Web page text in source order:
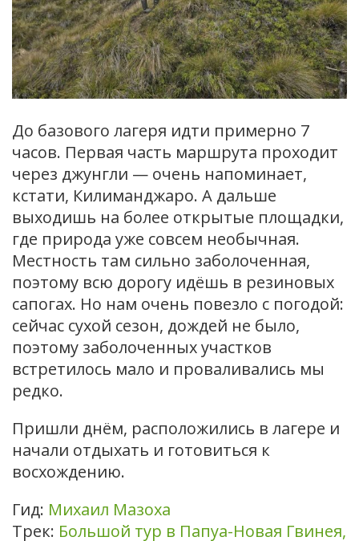
До базового лагеря идти примерно 7
часов. Первая часть маршрута проходит
через джунгли — очень напоминает,
кстати, Килиманджаро. А дальше
выходишь на более открытые площадки,
где природа уже совсем необычная.
Местность там сильно заболоченная,
поэтому всю дорогу идёшь в резиновых
сапогах. Но нам очень повезло с погодой:
сейчас сухой сезон, дождей не было,
поэтому заболоченных участков
встретилось мало и проваливались мы
редко.
Пришли днём, расположились в лагере и
начали отдыхать и готовиться к
восхождению.
Гид: Михаил Мазоха
Трек: Большой тур в Папуа-Новая Гвинея,